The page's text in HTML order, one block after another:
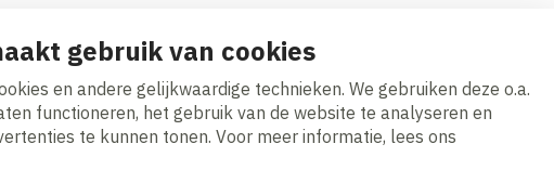
gebruik van cookies
en andere gelijkwaardige technieken. We gebruiken deze o.a.
functioneren, het gebruik van de website te analyseren en
te kunnen tonen. Voor meer informatie, lees ons